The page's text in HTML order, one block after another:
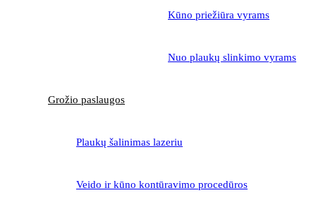
Kūno priežiūra vyrams
Nuo plaukų slinkimo vyrams
Grožio paslaugos
Plaukų šalinimas lazeriu
Veido ir kūno kontūravimo procedūros